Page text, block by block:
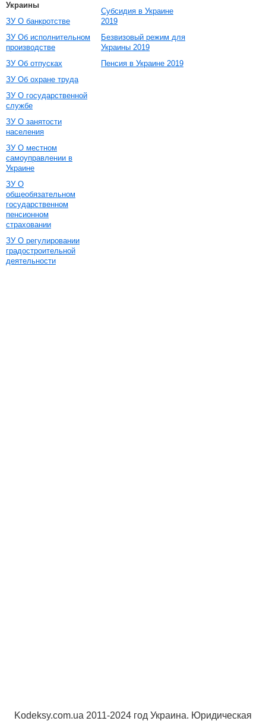
Украины
ЗУ О банкротстве
ЗУ Об исполнительном
производстве
ЗУ Об отпусках
ЗУ Об охране труда
ЗУ О государственной
службе
ЗУ О занятости
населения
ЗУ О местном
самоуправлении в
Украине
ЗУ О
общеобязательном
государственном
пенсионном
страховании
ЗУ О регулировании
градостроительной
деятельности
Субсидия в Украине
2019
Безвизовый режим для
Украины 2019
Пенсия в Украине 2019
Kodeksy.com.ua 2011-2024 год Украина. Юридическая